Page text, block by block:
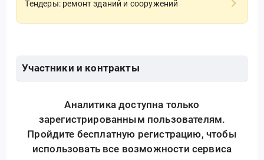
Тендеры: ремонт зданий и сооружений
Участники и контракты
Аналитика доступна только
зарегистрированным пользователям.
Пройдите бесплатную регистрацию, чтобы
использовать все возможности сервиса